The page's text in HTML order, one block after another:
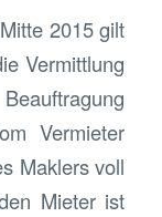
2015 gilt
Vermittlung
Vermieter
Maklers voll
Mieter ist